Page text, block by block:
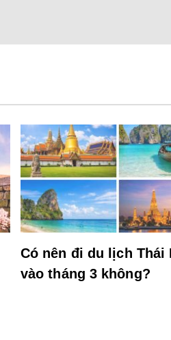
Có nên đi du lịch Thái
vào tháng 3 không?